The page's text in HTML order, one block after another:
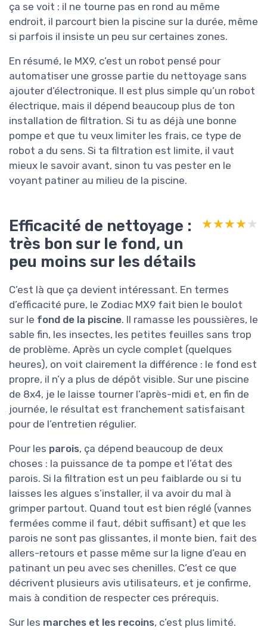
ça se voit : il ne tourne pas en rond au même
endroit, il parcourt bien la piscine sur la durée, même
si parfois il insiste un peu sur certaines zones.
En résumé, le MX9, c’est un robot pensé pour
automatiser une grosse partie du nettoyage sans
ajouter d’électronique. Il est plus simple qu’un robot
électrique, mais il dépend beaucoup plus de ton
installation de filtration. Si tu as déjà une bonne
pompe et que tu veux limiter les frais, ce type de
robot a du sens. Si ta filtration est limite, il vaut
mieux le savoir avant, sinon tu vas pester en le
voyant patiner au milieu de la piscine.
Efficacité de nettoyage :
très bon sur le fond, un
peu moins sur les détails
★★★★★
★★★★★
C’est là que ça devient intéressant. En termes
d’efficacité pure, le Zodiac MX9 fait bien le boulot
sur le fond de la piscine. Il ramasse les poussières, le
sable fin, les insectes, les petites feuilles sans trop
de problème. Après un cycle complet (quelques
heures), on voit clairement la différence : le fond est
propre, il n’y a plus de dépôt visible. Sur une piscine
de 8x4, je le laisse tourner l’après-midi et, en fin de
journée, le résultat est franchement satisfaisant
pour de l’entretien régulier.
Pour les parois, ça dépend beaucoup de deux
choses : la puissance de ta pompe et l’état des
parois. Si la filtration est un peu faiblarde ou si tu
laisses les algues s’installer, il va avoir du mal à
grimper partout. Quand tout est bien réglé (vannes
fermées comme il faut, débit suffisant) et que les
parois ne sont pas glissantes, il monte bien, fait des
allers-retours et passe même sur la ligne d’eau en
patinant un peu avec ses chenilles. C’est ce que
décrivent plusieurs avis utilisateurs, et je confirme,
mais à condition de respecter ces prérequis.
Sur les marches et les recoins, c’est plus limité.